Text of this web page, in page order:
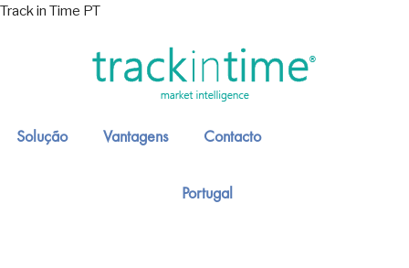
Track in Time PT
Solução Vantagens Contacto
Portugal